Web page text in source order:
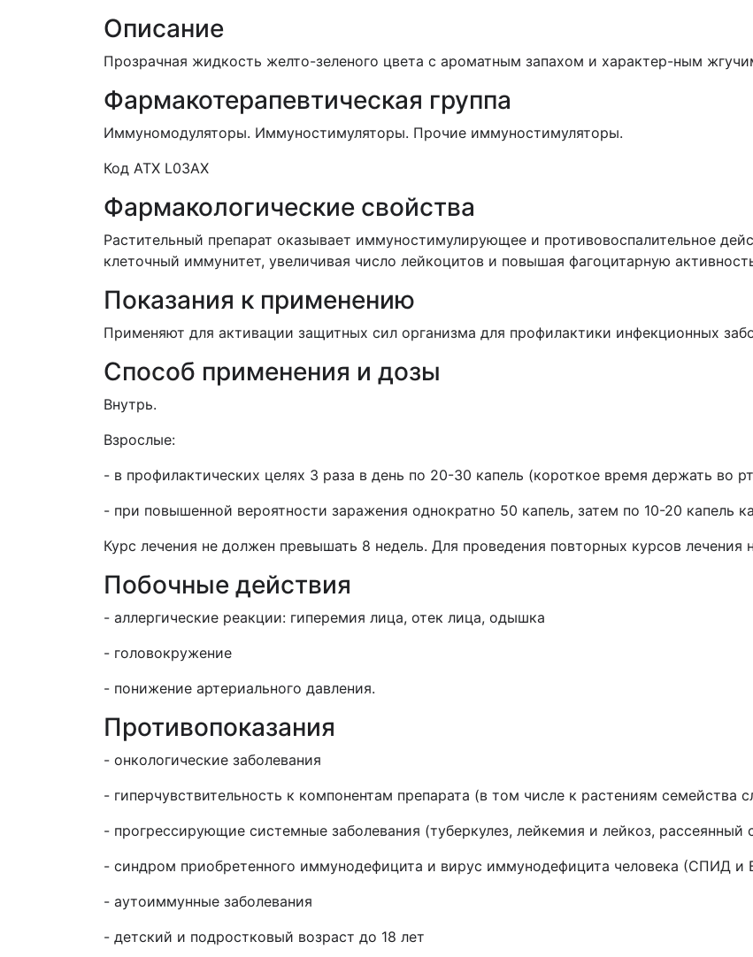
Описание
Прозрачная жидкость желто-зеленого цвета с ароматным запахом и характер-ным
Фармакотерапевтическая группа
Иммуномодуляторы. Иммуностимуляторы. Прочие иммуностимуляторы.
Код АТX L03АХ
Фармакологические свойства
Растительный препарат оказывает иммуностимулирующее и противовоспалительное
клеточный иммунитет, увеличивая число лейкоцитов и повышая фагоцитарную
Показания к применению
Применяют для активации защитных сил организма для профилактики инфекционных
Способ применения и дозы
Внутрь.
Взрослые:
- в профилактических целях 3 раза в день по 20-30 капель (короткое время держать во
- при повышенной вероятности заражения однократно 50 капель, затем по 10-20 капель
Курс лечения не должен превышать 8 недель. Для проведения повторных курсов лечения
Побочные действия
- аллергические реакции: гиперемия лица, отек лица, одышка
- головокружение
- понижение артериального давления.
Противопоказания
- онкологические заболевания
- гиперчувствительность к компонентам препарата (в том числе к растениям семейства
- прогрессирующие системные заболевания (туберкулез, лейкемия и лейкоз, рассеянный
- синдром приобретенного иммунодефицита и вирус иммунодефицита человека (СПИД и
- аутоиммунные заболевания
- детский и подростковый возраст до 18 лет